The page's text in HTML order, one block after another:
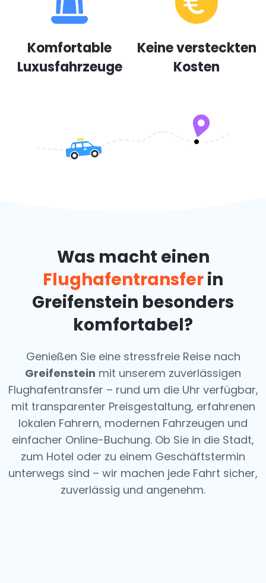
Komfortable
Luxusfahrzeuge
Keine versteckten
Kosten
Was macht einen
Flughafentransferin
Greifenstein besonders
komfortabel?
Genießen Sie eine stressfreie Reise nach
Greifenstein mit unserem zuverlässigen
Flughafentransfer – rund um die Uhr verfügbar,
mit transparenter Preisgestaltung, erfahrenen
lokalen Fahrern, modernen Fahrzeugen und
einfacher Online-Buchung. Ob Sie in die Stadt,
zum Hotel oder zu einem Geschäftstermin
unterwegs sind – wir machen jede Fahrt sicher,
zuverlässig und angenehm.